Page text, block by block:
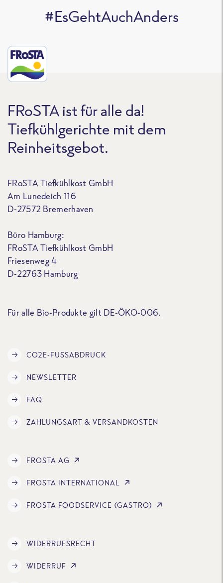
#EsGehtAuchAnders
FRoSTA ist für alle da!
Tiefkühlgerichte mit dem
Reinheitsgebot.
FRoSTA Tiefkühlkost GmbH
Am Lunedeich 116
D-27572 Bremerhaven
Büro Hamburg:
FRoSTA Tiefkühlkost GmbH
Friesenweg 4
D-22763 Hamburg
Für alle Bio-Produkte gilt DE-ÖKO-006.
CO2E-FUSSABDRUCK
NEWSLETTER
FAQ
ZAHLUNGSART & VERSANDKOSTEN
FROSTA AG
FROSTA INTERNATIONAL
FROSTA FOODSERVICE (GASTRO)
WIDERRUFSRECHT
WIDERRUF